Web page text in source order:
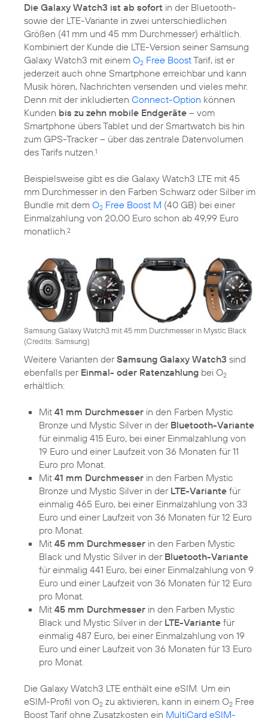
Die Galaxy Watch3 ist ab sofort in der Bluetooth-
sowie der LTE-Variante in zwei unterschiedlichen
Größen (41 mm und 45 mm Durchmesser) erhältlich.
Kombiniert der Kunde die LTE-Version seiner Samsung
Galaxy Watch3 mit einem O2 Free BoostTarif, ist er
jederzeit auch ohne Smartphone erreichbar und kann
Musik hören, Nachrichten versenden und vieles mehr.
Denn mit der inkludierten Connect-Option können
Kunden bis zu zehn mobile Endgeräte – vom
Smartphone übers Tablet und der Smartwatch bis hin
zum GPS-Tracker – über das zentrale Datenvolumen
des Tarifs nutzen. 1
Beispielsweise gibt es die Galaxy Watch3 LTE mit 45
mm Durchmesser in den Farben Schwarz oder Silber im
Bundle mit dem O2 Free Boost M (40 GB) bei einer
Einmalzahlung von 20,00 Euro schon ab 49,99 Euro
monatlich. 2
Samsung Galaxy Watch3 mit 45 mm Durchmesser in Mystic Black
(Credits: Samsung)
Weitere Varianten derSamsung Galaxy Watch3 sind
ebenfalls per Einmal- oder Ratenzahlung bei O2
erhältlich:
Mit 41 mm Durchmesser in den Farben Mystic
Bronze und Mystic Silver in der Bluetooth-Variante
für einmalig 415 Euro, bei einer Einmalzahlung von
19 Euro und einer Laufzeit von 36 Monaten für 11
Euro pro Monat.
Mit 41 mm Durchmesser in den Farben Mystic
Bronze und Mystic Silver in der LTE-Variante für
einmalig 465 Euro, bei einer Einmalzahlung von 33
Euro und einer Laufzeit von 36 Monaten für 12 Euro
pro Monat.
Mit 45 mm Durchmesser in den Farben Mystic
Black und Mystic Silver in der Bluetooth-Variante
für einmalig 441 Euro, bei einer Einmalzahlung von 9
Euro und einer Laufzeit von 36 Monaten für 12 Euro
pro Monat.
Mit 45 mm Durchmesser in den Farben Mystic
Black und Mystic Silver in der LTE-Variante für
einmalig 487 Euro, bei einer Einmalzahlung von 19
Euro und einer Laufzeit von 36 Monaten für 13 Euro
pro Monat.
Die Galaxy Watch3 LTE enthält eine eSIM. Um ein
eSIM-Profil von O2 zu aktivieren, kann in einem O2 Free
Boost Tarif ohne Zusatzkosten ein MultiCard eSIM-